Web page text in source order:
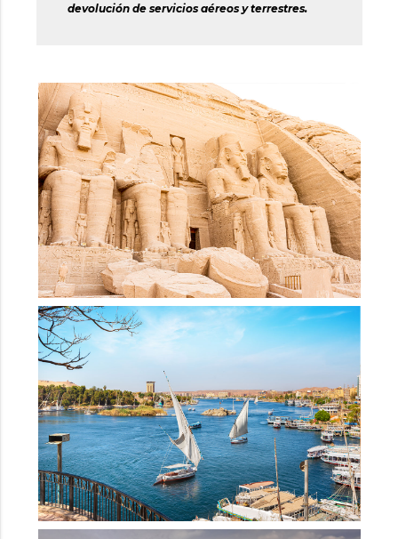
devolución de servicios aéreos y terrestres.